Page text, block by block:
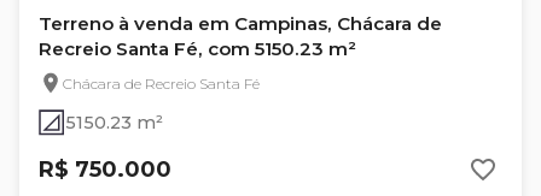
Terreno à venda em Campinas, Chácara de
Recreio Santa Fé, com 5150.23 m²
Chácara de Recreio Santa Fé
5150.23 m²
R$ 750.000